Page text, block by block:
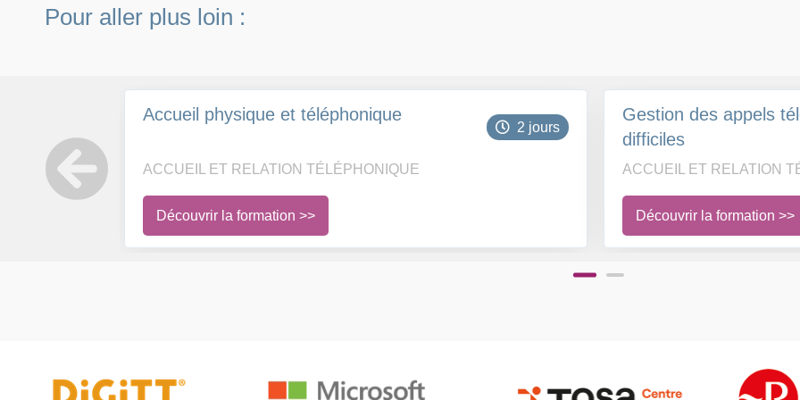
Pour aller plus loin :
Accueil physique et téléphonique
2 jours
ACCUEIL ET RELATION TÉLÉPHONIQUE
Découvrir la formation >>
Gestion des appels
difficiles
ACCUEIL ET RELATION
Découvrir la formation >>